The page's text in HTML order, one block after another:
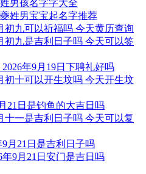
、灰色、米白
贵人的帮助，事事顺心如意。人
对身边的人来说显得格外有魅
分发挥自己的才能。
、褐色、橙黄
，做事顺利，有助于合作和谈判
很好的机会，不要犹豫，勇敢迈
。
、翠绿
男孩名字字大全
姓男宝宝起名字推荐
初九可以祈福吗 今天黄历查询
初九是吉利日子吗 今天可以签
年9月19日下聘礼好吗
初十可以开生坟吗 今天开生坟
21日是钓鱼的大吉日吗
十一是吉利日子吗 今天可以复
月21日是吉利日子吗
9月21日安门是吉日吗